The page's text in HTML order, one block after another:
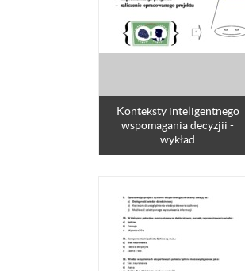
Konteksty inteligentnego
wspomagania decyzjii -
wykład